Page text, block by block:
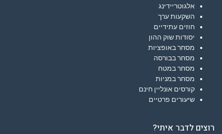
אלגוטריידינג
השקעות ערך
חוזים עתידיים
יסודות שוק ההון
מסחר באופציות
מסחר בבורסה
מסחר במטח
מסחר במניות
קורסים אונליין חינם
שיעורים פרטיים
רוצים לדבר איתי?